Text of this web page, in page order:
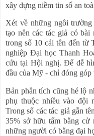
xây dựng niềm tin số an
Xét về những ngôi trường
tạo nên các tác giả có
trong số 10 cái tên đến từ
nghiệp Đại học Thanh
cứu tại Hội nghị. Để dễ
đầu của Mỹ - chỉ đóng góp
Bản phân tích cũng hé lộ
phụ thuộc nhiều vào đội
Trong số các tác giả gắn
35% sở hữu tấm bằng
những người có bằng đại